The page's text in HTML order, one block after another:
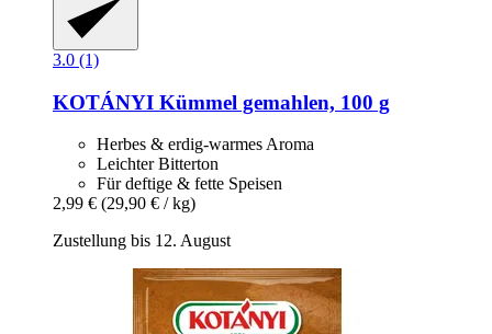
3.0 (1)
KOTÁNYI Kümmel gemahlen, 100 g
Herbes & erdig-warmes Aroma
Leichter Bitterton
Für deftige & fette Speisen
2,99 € (29,90 € / kg)
Zustellung bis 12. August